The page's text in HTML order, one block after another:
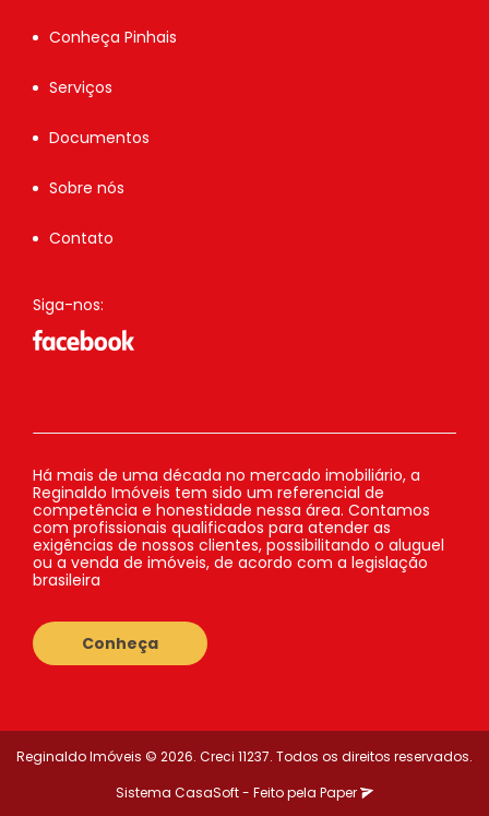
Conheça Pinhais
Serviços
Documentos
Sobre nós
Contato
Siga-nos:
Há mais de uma década no mercado imobiliário, a
Reginaldo Imóveis tem sido um referencial de
competência e honestidade nessa área. Contamos
com profissionais qualificados para atender as
exigências de nossos clientes, possibilitando o aluguel
ou a venda de imóveis, de acordo com a legislação
brasileira
Conheça
Reginaldo Imóveis © 2026. Creci 11237. Todos os direitos reservados.
SistemaCasaSoft- Feito pelaPaper